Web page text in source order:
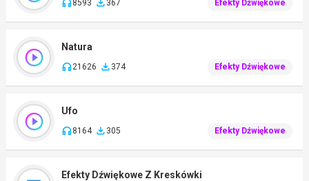
8593 367 Efekty Dźwiękowe
Natura
21626 374 Efekty Dźwiękowe
Ufo
8164 305 Efekty Dźwiękowe
Efekty Dźwiękowe Z Kreskówki